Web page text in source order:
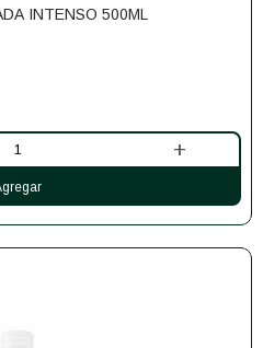
INTENSO 500ML
+